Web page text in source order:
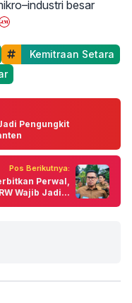
besar
Kemitraan Setara
Pengungkit
Pos Berikutnya:
Perwal,
Wajib Jadi...